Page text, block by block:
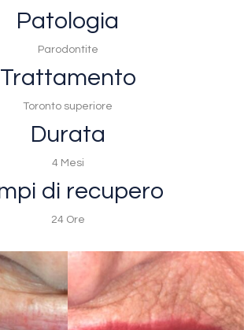
Patologia
Parodontite
Trattamento
Toronto superiore
Durata
4 Mesi
di recupero
24 Ore